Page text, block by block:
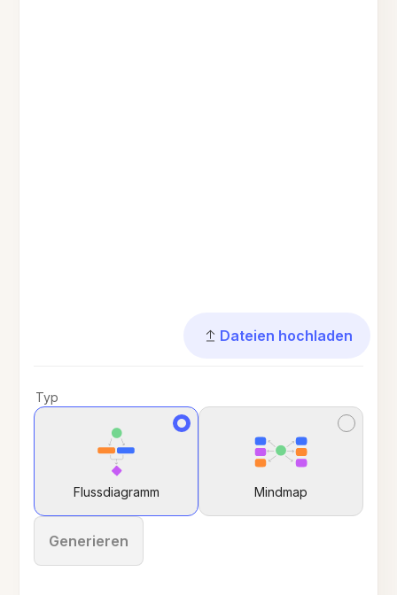
Dateien hochladen
Typ
Flussdiagramm Mindmap
Generieren